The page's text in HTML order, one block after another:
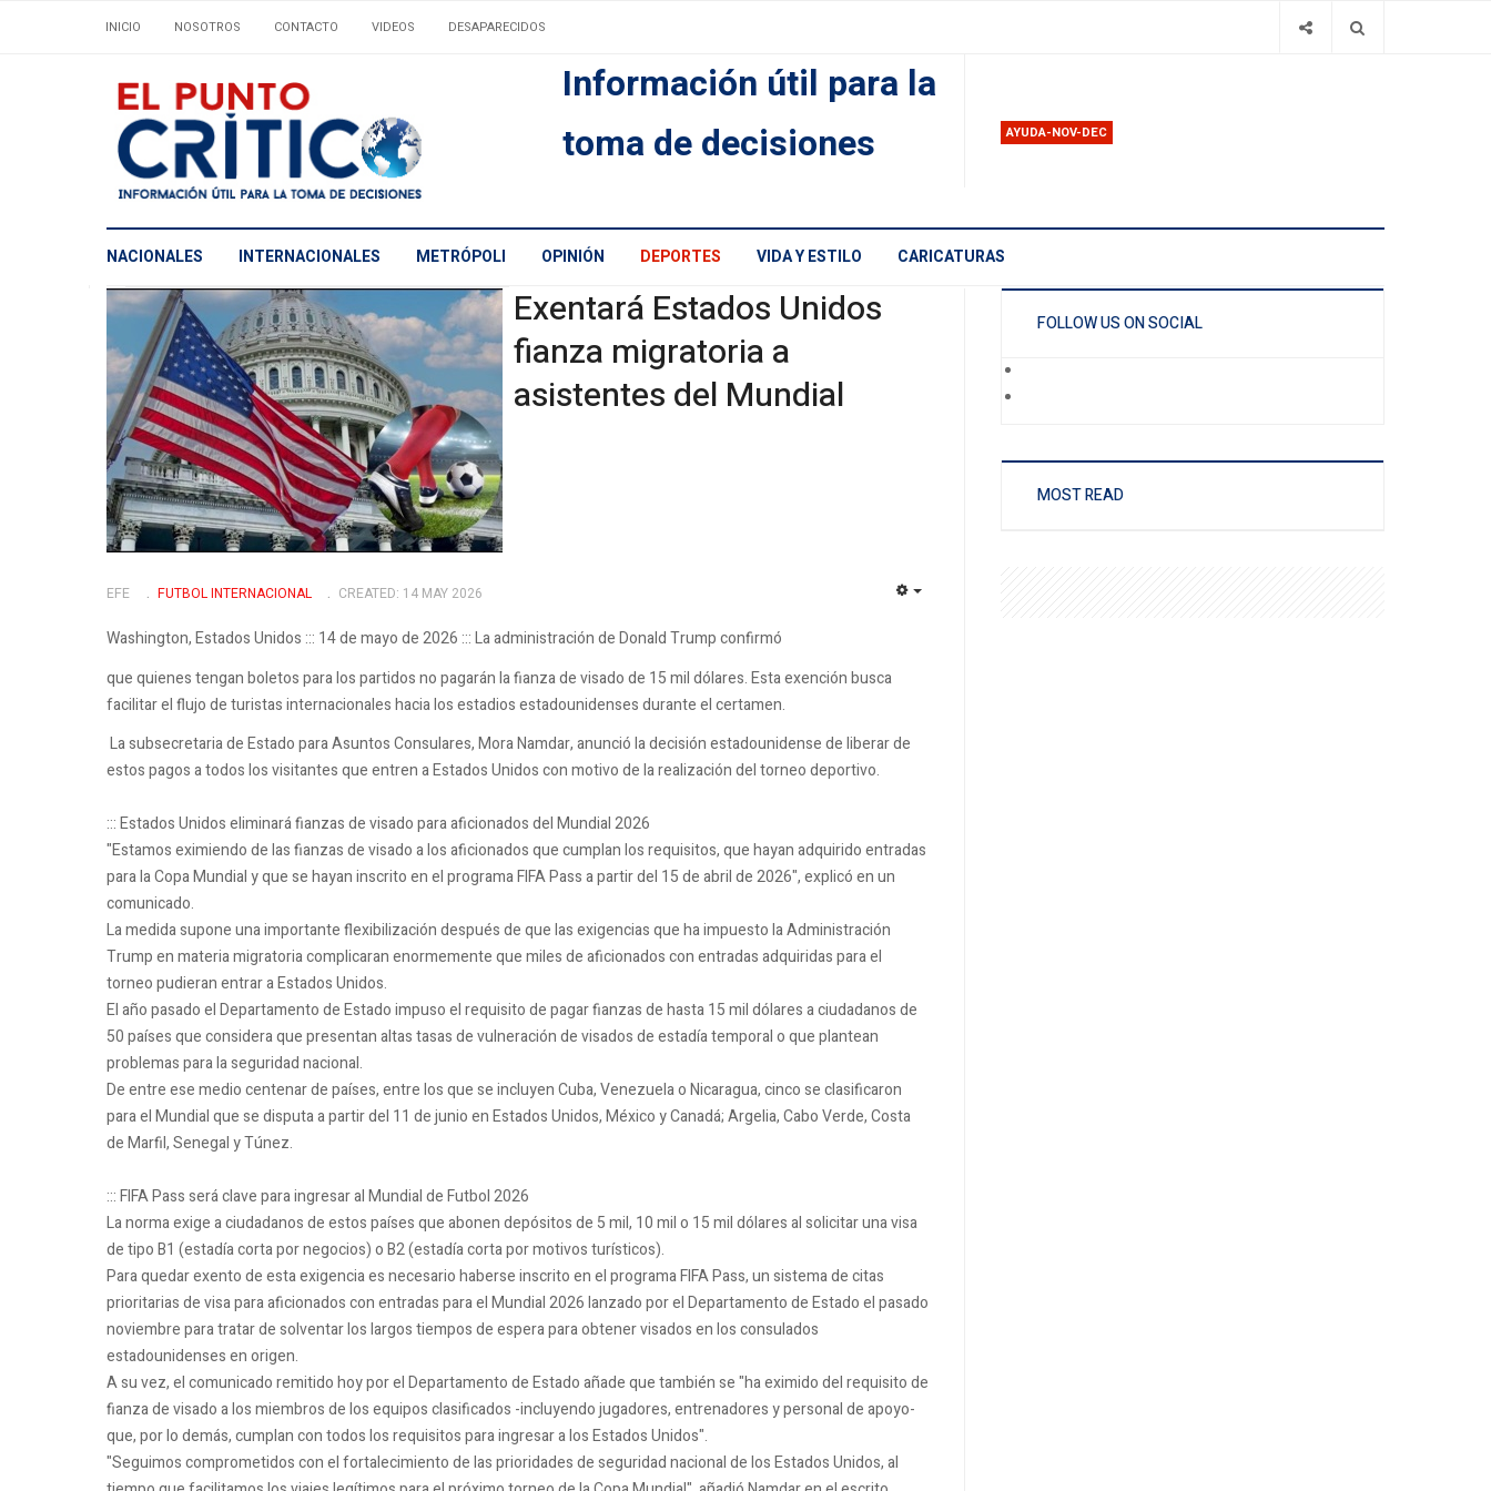
INICIO NOSOTROS CONTACTO VIDEOS DESAPARECIDOS
Información útil para la
toma de decisiones
AYUDA-NOV-DEC
NACIONALES INTERNACIONALES METRÓPOLI OPINIÓN DEPORTES VIDA Y ESTILO CARICATURAS
Exentará Estados Unidos
fianza migratoria a
asistentes del Mundial
EFE FUTBOL INTERNACIONAL CREATED: 14 MAY 2026
Washington, Estados Unidos ::: 14 de mayo de 2026 ::: La administración de Donald Trump confirmó
que quienes tengan boletos para los partidos no pagarán la fianza de visado de 15 mil dólares. Esta exención busca
facilitar el flujo de turistas internacionales hacia los estadios estadounidenses durante el certamen.
La subsecretaria de Estado para Asuntos Consulares, Mora Namdar, anunció la decisión estadounidense de liberar de
estos pagos a todos los visitantes que entren a Estados Unidos con motivo de la realización del torneo deportivo.
::: Estados Unidos eliminará fianzas de visado para aficionados del Mundial 2026
"Estamos eximiendo de las fianzas de visado a los aficionados que cumplan los requisitos, que hayan adquirido entradas
para la Copa Mundial y que se hayan inscrito en el programa FIFA Pass a partir del 15 de abril de 2026", explicó en un
comunicado.
La medida supone una importante flexibilización después de que las exigencias que ha impuesto la Administración
Trump en materia migratoria complicaran enormemente que miles de aficionados con entradas adquiridas para el
torneo pudieran entrar a Estados Unidos.
El año pasado el Departamento de Estado impuso el requisito de pagar fianzas de hasta 15 mil dólares a ciudadanos de
50 países que considera que presentan altas tasas de vulneración de visados de estadía temporal o que plantean
problemas para la seguridad nacional.
De entre ese medio centenar de países, entre los que se incluyen Cuba, Venezuela o Nicaragua, cinco se clasificaron
para el Mundial que se disputa a partir del 11 de junio en Estados Unidos, México y Canadá; Argelia, Cabo Verde, Costa
de Marfil, Senegal y Túnez.
::: FIFA Pass será clave para ingresar al Mundial de Futbol 2026
La norma exige a ciudadanos de estos países que abonen depósitos de 5 mil, 10 mil o 15 mil dólares al solicitar una visa
de tipo B1 (estadía corta por negocios) o B2 (estadía corta por motivos turísticos).
Para quedar exento de esta exigencia es necesario haberse inscrito en el programa FIFA Pass, un sistema de citas
prioritarias de visa para aficionados con entradas para el Mundial 2026 lanzado por el Departamento de Estado el pasado
noviembre para tratar de solventar los largos tiempos de espera para obtener visados en los consulados
estadounidenses en origen.
A su vez, el comunicado remitido hoy por el Departamento de Estado añade que también se "ha eximido del requisito de
fianza de visado a los miembros de los equipos clasificados -incluyendo jugadores, entrenadores y personal de apoyo-
que, por lo demás, cumplan con todos los requisitos para ingresar a los Estados Unidos".
"Seguimos comprometidos con el fortalecimiento de las prioridades de seguridad nacional de los Estados Unidos, al
FOLLOW US ON SOCIAL
MOST READ